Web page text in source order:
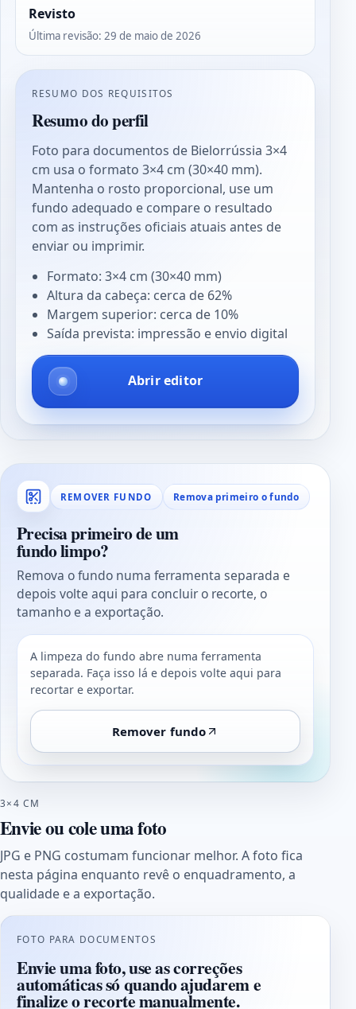
Revisto
Última revisão:29 de maio de 2026
RESUMO DOS REQUISITOS
Resumo do perfil
Foto para documentos de Bielorrússia 3×4
cm usa o formato 3×4 cm (30×40 mm).
Mantenha o rosto proporcional, use um
fundo adequado e compare o resultado
com as instruções oficiais atuais antes de
enviar ou imprimir.
Formato: 3×4 cm (30×40 mm)
Altura da cabeça: cerca de 62%
Margem superior: cerca de 10%
Saída prevista: impressão e envio digital
Abrir editor
REMOVER FUNDO Remova primeiro o fundo
Precisa primeiro de um
fundo limpo?
Remova o fundo numa ferramenta separada e
depois volte aqui para concluir o recorte, o
tamanho e a exportação.
A limpeza do fundo abre numa ferramenta
separada. Faça isso lá e depois volte aqui para
recortar e exportar.
Remover fundo
3×4 CM
Envie ou cole uma foto
JPG e PNG costumam funcionar melhor. A foto fica
nesta página enquanto revê o enquadramento, a
qualidade e a exportação.
FOTO PARA DOCUMENTOS
Envie uma foto, use as correções
automáticas só quando ajudarem e
finalize o recorte manualmente.